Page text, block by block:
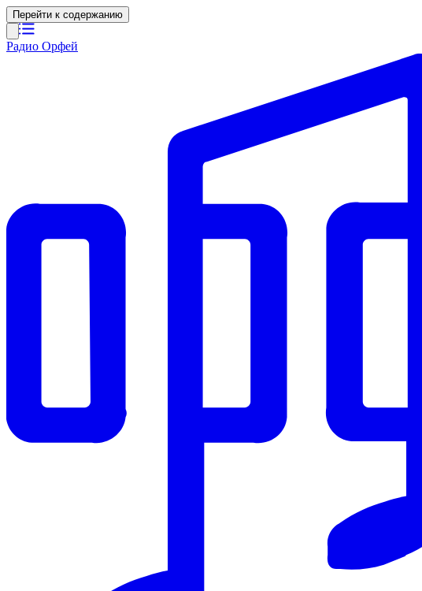
Перейти к содержанию
Радио Орфей